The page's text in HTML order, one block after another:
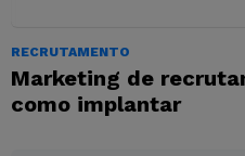
RECRUTAMENTO
Marketing de
como implantar